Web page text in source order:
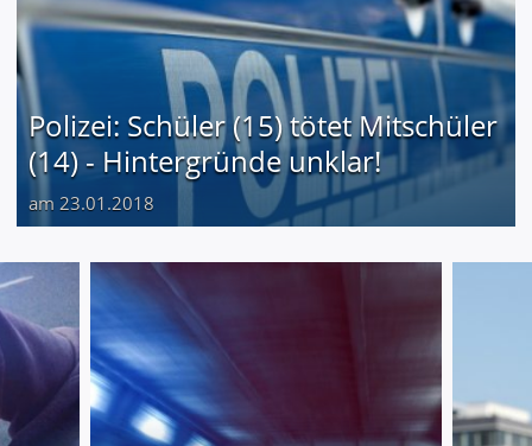
Polizei: Schüler (15) tötet Mitschüler
(14) - Hintergründe unklar!
am 23.01.2018